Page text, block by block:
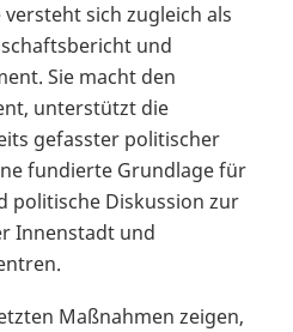
sich zugleich als
und
Sie macht den
unterstützt die
gefasster politischer
fundierte Grundlage für
politische Diskussion zur
Innenstadt und
Maßnahmen zeigen,